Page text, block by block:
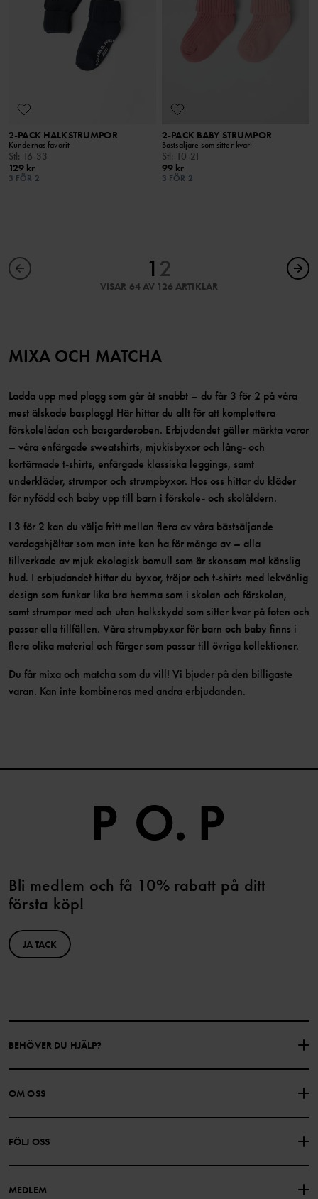
2-PACK HALKSTRUMPOR
Kundernas favorit
Stl: 16-33
129 kr
3 FÖR 2
2-PACK BABY STRUMPOR
Bästsäljare som sitter kvar!
Stl: 10-21
99 kr
3 FÖR 2
1 2
VISAR 64 AV 126 ARTIKLAR
MIXA OCH MATCHA
Ladda upp med plagg som går åt snabbt – du får 3 för 2 på våra
mest älskade basplagg! Här hittar du allt för att komplettera
förskolelådan och basgarderoben. Erbjudandet gäller märkta varor
– våra enfärgade sweatshirts, mjukisbyxor och lång- och
kortärmade t-shirts, enfärgade klassiska leggings, samt
underkläder, strumpor och strumpbyxor. Hos oss hittar du kläder
för nyfödd och baby upp till barn i förskole- och skolåldern.
I 3 för 2 kan du välja fritt mellan flera av våra bästsäljande
vardagshjältar som man inte kan ha för många av – alla
tillverkade av mjuk ekologisk bomull som är skonsam mot känslig
hud. I erbjudandet hittar du byxor, tröjor och t-shirts med lekvänlig
design som funkar lika bra hemma som i skolan och förskolan,
samt strumpor med och utan halkskydd som sitter kvar på foten och
passar alla tillfällen. Våra strumpbyxor för barn och baby finns i
flera olika material och färger som passar till övriga kollektioner.
Du får mixa och matcha som du vill! Vi bjuder på den billigaste
varan. Kan inte kombineras med andra erbjudanden.
Bli medlem och få 10% rabatt på ditt
första köp!
JA TACK
BEHÖVER DU HJÄLP?
PRESENTKORTSALDO KÖPVILLKOR
INTEGRITETSPOLICY
OM OSS
FÖLJ OSS
MEDLEM